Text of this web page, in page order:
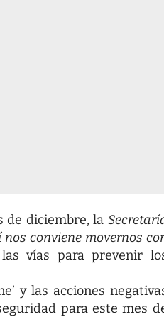
de diciembre, la
nos conviene movernos
vías para prevenir
y las acciones
para este mes